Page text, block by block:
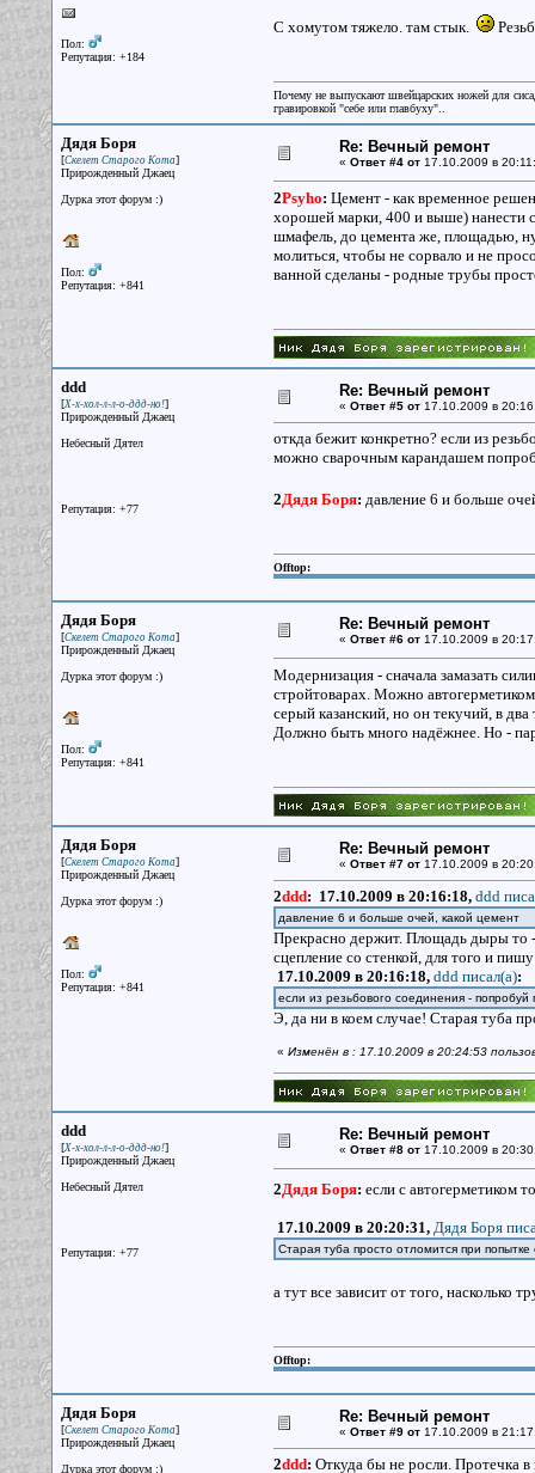
Пол:
Репутация: +184
С хомутом тяжело. там стык.
Почему не выпускают швейцарских ножей для
гравировкой "себе или главбуху"..
Дядя Боря
[Скелет Старого Кота]
Прирожденный Джаец
Дурка этот форум :)
Пол:
Репутация: +841
Re: Вечный ремонт
« Ответ #4 от17.10.2009 в
2Psyho: Цемент - как временное
хорошей марки, 400 и выше) нанести
шмафель, до цемента же, площадью,
молиться, чтобы не сорвало и не
ванной сделаны - родные трубы
ddd
[Х-х-хол-л-л-о-ддд-но!]
Прирожденный Джаец
Небесный Дятел
Репутация: +77
Re: Вечный ремонт
« Ответ #5 от17.10.2009 в
откда бежит конкретно? если из
можно сварочным карандашем
2Дядя Боря: давление 6 и больше
Offtop:
Дядя Боря
[Скелет Старого Кота]
Прирожденный Джаец
Дурка этот форум :)
Пол:
Репутация: +841
Re: Вечный ремонт
« Ответ #6 от17.10.2009 в
Модернизация - сначала замазать
стройтоварах. Можно
серый казанский, но он текучий, в
Должно быть много надёжнее. Но -
Дядя Боря
[Скелет Старого Кота]
Прирожденный Джаец
Дурка этот форум :)
Пол:
Репутация: +841
Re: Вечный ремонт
« Ответ #7 от17.10.2009 в
2ddd: 17.10.2009 в 20:16:18, ddd
давление 6 и больше очей, какой цемент
Прекрасно держит. Площадь дыры то
сцепление со стенкой, для того и
17.10.2009 в 20:16:18, ddd писал(a):
если из резьбового соединения -
Э, да ни в коем случае! Старая туба
« Изменён в : 17.10.2009 в 20:24:53
ddd
[Х-х-хол-л-л-о-ддд-но!]
Прирожденный Джаец
Небесный Дятел
Репутация: +77
Re: Вечный ремонт
« Ответ #8 от17.10.2009 в
2Дядя Боря: если с автогерметиком
17.10.2009 в 20:20:31, Дядя Боря
Старая туба просто отломится при попытке
а тут все зависит от того, насколько
Offtop:
Дядя Боря
[Скелет Старого Кота]
Прирожденный Джаец
Дурка этот форум :)
Re: Вечный ремонт
« Ответ #9 от17.10.2009 в
2ddd: Откуда бы не росли. Протечка в